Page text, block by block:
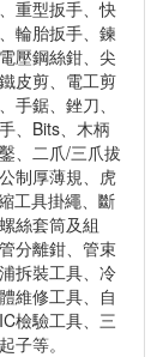
重型扳手、快
輪胎扳手、鍊
壓鋼絲鉗、尖
皮剪、電工剪
手鋸、銼刀、
、Bits、木柄
、二爪/三爪拔
制厚薄規、虎
工具掛繩、斷
絲套筒及組
分離鉗、管束
拆裝工具、冷
維修工具、自
檢驗工具、三
子等。